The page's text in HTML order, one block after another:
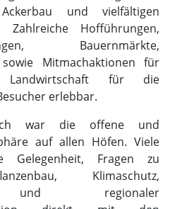
war die offene und
auf allen Höfen. Viele
Gelegenheit, Fragen zu
Klimaschutz,
und regionaler
direkt mit den
zu diskutieren.
Ziel des Aktionstages
Landwirtschaft und
und gegenseitiges